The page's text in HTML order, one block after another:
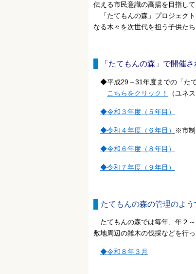
伝える市民意識の高揚を目指して
「たてもんの森」プロジェク
なる木々を次世代を担う子供た
「たてもんの森」で開催
◆平成29～31年度までの「たて
こちらをクリック！
（ユネ
◆令和３年度（５年目）
◆令和４年度（６年目） ※市制
◆令和６年度（８年目）
◆令和７年度（９年目）
たてもんの森の管理のよう
たてもんの森では毎年、年２～
敷地周辺の雑木の伐採などを行っ
◆令和８年３月